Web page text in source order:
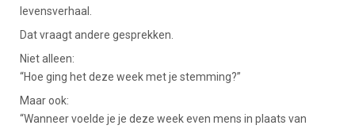
levensverhaal.
Dat vraagt andere gesprekken.
Niet alleen:
“Hoe ging het deze week met je stemming?”
Maar ook:
“Wanneer voelde je je deze week even mens in plaats van